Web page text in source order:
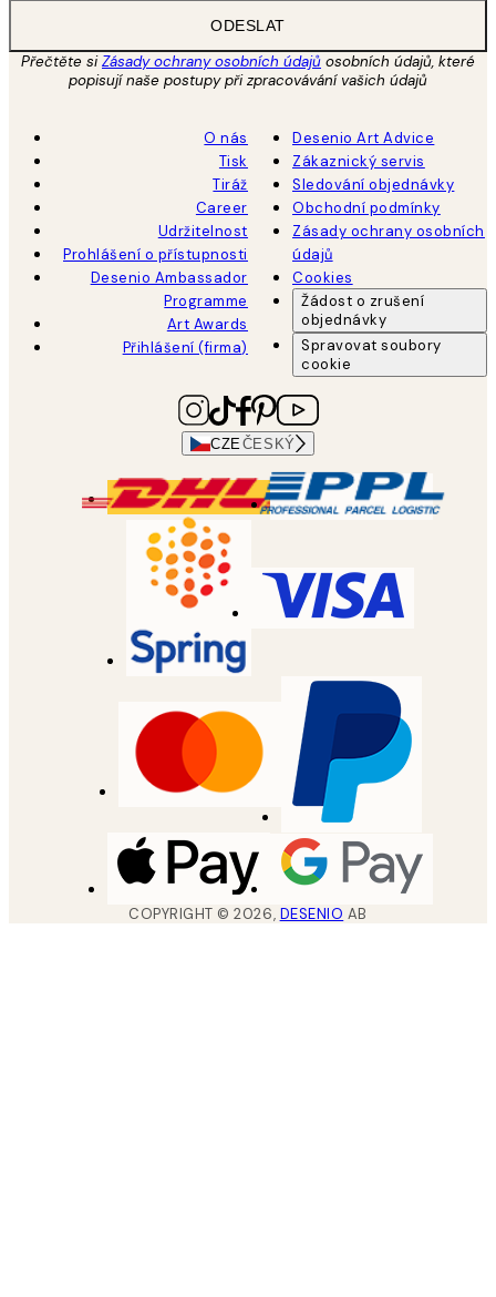
ODESLAT
Přečtěte siZásady ochrany osobních údajů osobních údajů, které
popisují naše postupy při zpracovávání vašich údajů
O nás
Tisk
Tiráž
Career
Udržitelnost
Prohlášení o přístupnosti
Desenio Ambassador
Programme
Art Awards
Přihlášení (firma)
Desenio Art Advice
Zákaznický servis
Sledování objednávky
Obchodní podmínky
Zásady ochrany osobních
údajů
Cookies
Žádost o zrušení
objednávky
Spravovat soubory
cookie
CZE ČESKÝ
COPYRIGHT ©2026, DESENIO AB